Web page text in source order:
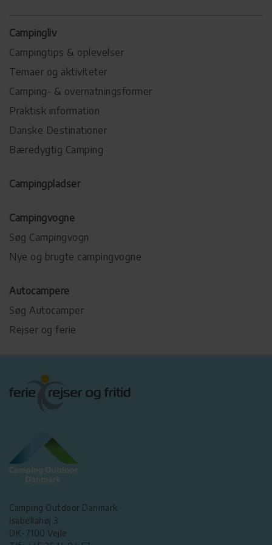
Campingliv
Campingtips & oplevelser
Temaer og aktiviteter
Camping- & overnatningsformer
Praktisk information
Danske Destinationer
Bæredygtig Camping
Campingpladser
Campingvogne
Søg Campingvogn
Nye og brugte campingvogne
Autocampere
Søg Autocamper
Rejser og ferie
Camping Outdoor Danmark
Isabellahøj 3
DK-7100 Vejle